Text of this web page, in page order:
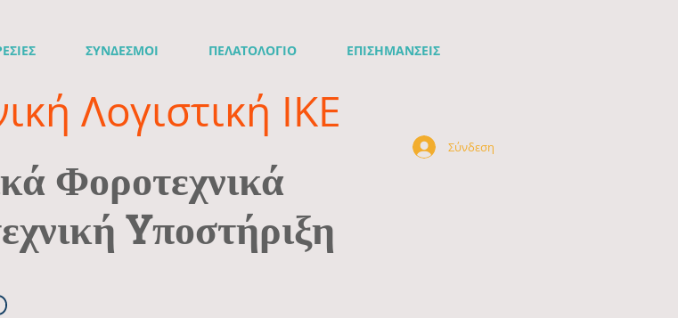
ΣΥΝΔΕΣΜΟΙ ΠΕΛΑΤΟΛΟΓΙΟ ΕΠΙΣΗΜΑΝΣΕΙΣ
Λογιστική ΙΚΕ
Φοροτεχνικά
Yποστήριξη
Σύνδεση